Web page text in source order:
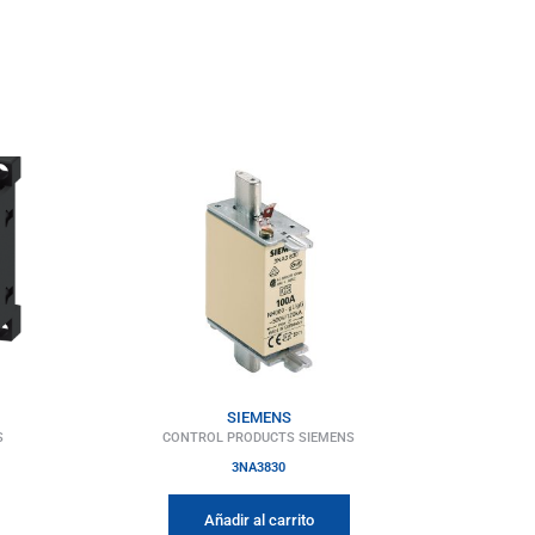
SIEMENS
CONTROL PRODUCTS SIEMENS
3NA3830
Añadir al carrito